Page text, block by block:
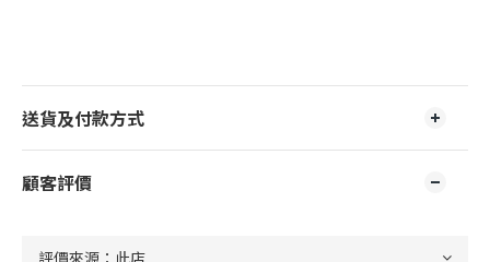
送貨及付款方式
顧客評價